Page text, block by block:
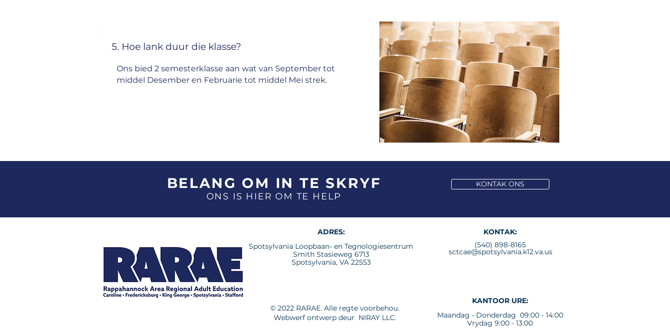
5. Hoe lank duur die klasse?
Ons bied 2 semesterklasse aan wat van September tot
middel Desember en Februarie tot middel Mei strek.
BELANG OM IN TE SKRYF
ONS IS HIER OM TE HELP
KONTAK ONS
ADRES:
Spotsylvania Loopbaan- en Tegnologiesentrum
Smith Stasieweg 6713
Spotsylvania, VA 22553
© 2022 RARAE. Alle regte voorbehou.
Webwerf ontwerp deur NIRAY LLC.
KONTAK:
(540) 898-8165
sctcae@spotsylvania.k12.va.us
KANTOOR URE:
Maandag - Donderdag 09:00 - 14:00
Vrydag 9:00 - 13:00